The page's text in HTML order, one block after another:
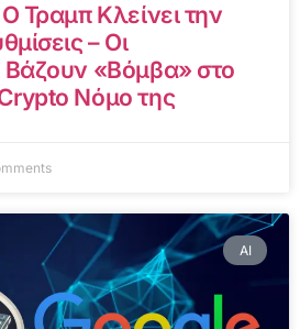
Τραμπ Κλείνει την
– Οι
Βάζουν «Βόμβα» στο
Νόμο της
AI